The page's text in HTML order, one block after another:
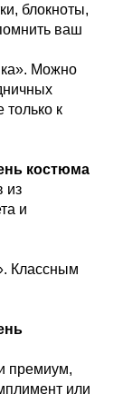
блокноты,
ваш
Можно
к
костюма
из
и
Классным
премиум,
или